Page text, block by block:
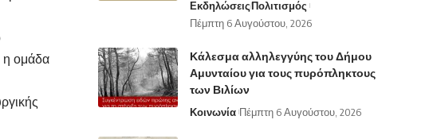
η ομάδα
ΕκδηλώσειςΠολιτισμός
Πέμπτη 6 Αυγούστου, 2026
Κάλεσμα αλληλεγγύης του Δήμου
Αμυνταίου για τους πυρόπληκτους
των Βιλίων
Κοινωνία Πέμπτη 6 Αυγούστου, 2026